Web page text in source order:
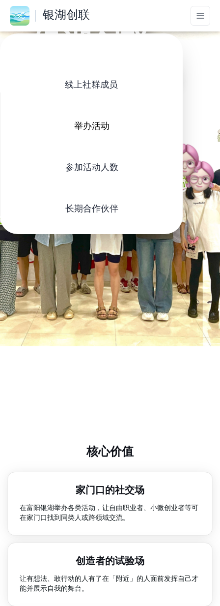
银湖创联
让富阳银湖的创造者与自游民不再孤独
了解社区
线上社群成员
举办活动
参加活动人数
长期合作伙伴
核心价值
家门口的社交场
在富阳银湖举办各类活动，让自由职业者、小微创业者等可
在家门口找到同类人或跨领域交流。
创造者的试验场
让有想法、敢行动的人有了在「附近」的人面前发挥自己才
能并展示自我的舞台。